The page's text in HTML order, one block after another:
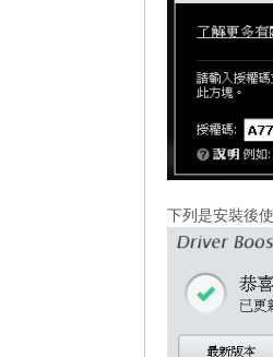
下列是安裝後使